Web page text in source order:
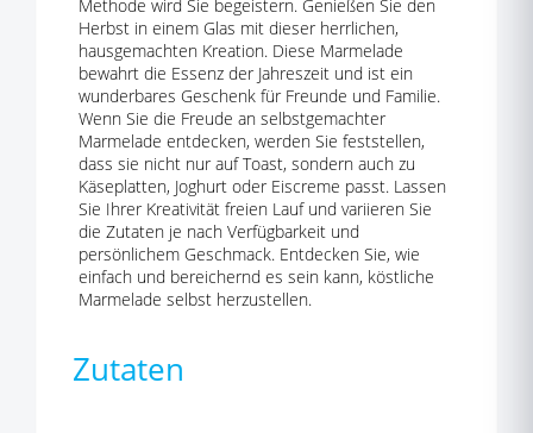
Methode wird Sie begeistern. Genießen Sie den
Herbst in einem Glas mit dieser herrlichen,
hausgemachten Kreation. Diese Marmelade
bewahrt die Essenz der Jahreszeit und ist ein
wunderbares Geschenk für Freunde und Familie.
Wenn Sie die Freude an selbstgemachter
Marmelade entdecken, werden Sie feststellen,
dass sie nicht nur auf Toast, sondern auch zu
Käseplatten, Joghurt oder Eiscreme passt. Lassen
Sie Ihrer Kreativität freien Lauf und variieren Sie
die Zutaten je nach Verfügbarkeit und
persönlichem Geschmack. Entdecken Sie, wie
einfach und bereichernd es sein kann, köstliche
Marmelade selbst herzustellen.
Zutaten